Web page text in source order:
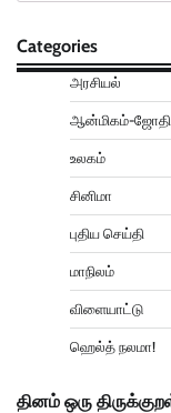
Categories
அரசியல்
ஆன்மிகம்-
உலகம்
சினிமா
புதிய செய்தி
மாநிலம்
விளையாட்டு
ஹெல்த் நலமா!
தினம் ஒரு